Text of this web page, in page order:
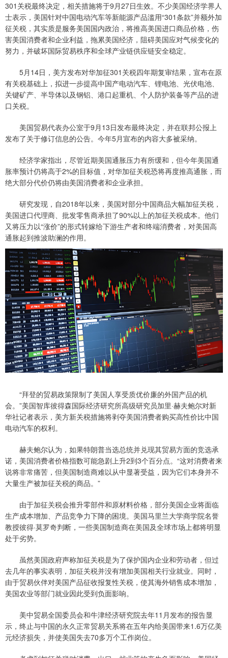
301关税最终决定，相关措施将于9月27日生效。不少美国经济学界人
士表示，美国针对中国电动汽车等新能源产品滥用“301条款”并额外加
征关税，其实质是服务美国国内政治，将推高美国进口商品价格，伤
害美国消费者和企业利益，拖累美国经济，阻碍美国应对气候变化的
努力，并破坏国际贸易秩序和全球产业链供应链安全稳定。
5月14日，美方发布对华加征301关税四年期复审结果，宣布在原
有关税基础上，拟进一步提高中国产电动汽车、锂电池、光伏电池、
关键矿产、半导体以及钢铝、港口起重机、个人防护装备等产品的进
口关税。
美国贸易代表办公室于9月13日发布最终决定，并在联邦公报上
发布了关于修订信息的公告。今年5月宣布的内容大多被采纳。
经济学家指出，尽管近期美国通胀压力有所缓和，但今年美国通
胀率预计仍将高于2%的目标值，对华加征关税恐将再度推高通胀，而
绝大部分代价仍将由美国消费者和企业承担。
研究发现，自2018年以来，美国对部分中国商品大幅加征关税，
美国进口代理商、批发零售商承担了90%以上的加征关税成本。他们
又将压力以“涨价”的形式转嫁给下游生产者和终端消费者，对美国高
通胀起到推波助澜的作用。
“拜登的贸易政策限制了美国人享受质优价廉的外国产品的机
会。”美国智库彼得森国际经济研究所高级研究员加里·赫夫鲍尔对新
华社记者表示，美方新关税措施将剥夺美国消费者购买高性价比中国
电动汽车的权利。
赫夫鲍尔认为，如果特朗普当选总统并兑现其贸易方面的竞选承
诺，美国消费者价格指数可能急剧上升2到3个百分点。“这对消费者来
说将非常痛苦，但美国制造商难以从中显著受益，因为它们本身并不
大量生产被加征关税的商品。”
由于加征关税会推升零部件和原材料价格，部分美国企业将面临
生产成本增加、产品竞争力下降的困境。美国马里兰大学商学院名誉
教授彼得·莫罗奇判断，一些美国制造商在美国及全球市场上都将明显
处于劣势。
虽然美国政府声称加征关税是为了保护国内企业和劳动者，但过
去几年的事实表明，加征关税并没有增加美国相关行业就业。同时，
由于贸易伙伴对美国产品征收报复性关税，使其海外销售成本增加，
美国农业等部门就业因此受到负面影响。
美中贸易全国委员会和牛津经济研究院去年11月发布的报告显
示，终止与中国的永久正常贸易关系将在五年内给美国带来1.6万亿美
元经济损失，并使美国失去70多万个工作岗位。